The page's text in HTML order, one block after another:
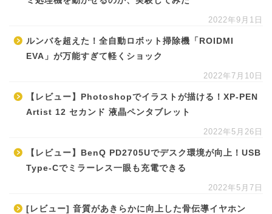
2022年9月1日
ルンバを超えた！全自動ロボット掃除機「ROIDMI
EVA」が万能すぎて軽くショック
2022年7月10日
【レビュー】Photoshopでイラストが描ける！XP-PEN
Artist 12 セカンド 液晶ペンタブレット
2022年5月26日
【レビュー】BenQ PD2705Uでデスク環境が向上！USB
Type-Cでミラーレス一眼も充電できる
2022年5月7日
[レビュー] 音質があきらかに向上した骨伝導イヤホン